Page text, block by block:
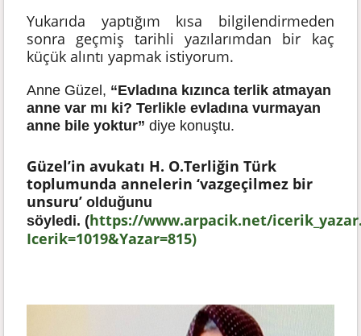
Yukarıda yaptığım kısa bilgilendirmeden
sonra geçmiş tarihli yazılarımdan bir kaç
küçük alıntı yapmak istiyorum.
Anne Güzel, “Evladına kızınca terlik atmayan
anne var mı ki? Terlikle evladına vurmayan
anne bile yoktur” diye konuştu.
Güzel’in avukatı H. O.Terliğin Türk
toplumunda annelerin‘vazgeçilmez bir
unsuru’ olduğunu
söyledi. (https://www.arpacik.net/
Icerik=1019&Yazar=815)